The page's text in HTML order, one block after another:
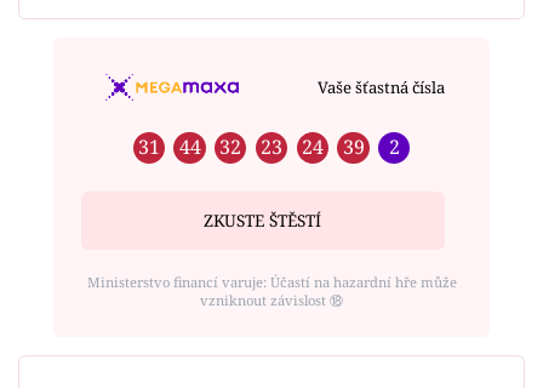
Vaše šťastná čísla
31 44 32 23 24 39 2
ZKUSTE ŠTĚSTÍ
Ministerstvo financí varuje: Účastí na hazardní hře může
vzniknout závislost ⑱